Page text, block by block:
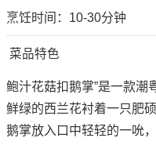
烹饪时间：10-30分钟
菜品特色
鲍汁花菇扣鹅掌”是一款潮
鲜绿的西兰花衬着一只肥
鹅掌放入口中轻轻的一吮